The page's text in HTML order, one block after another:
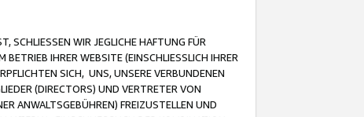
SCHLIESSEN WIR JEGLICHE HAFTUNG FÜR
IHRER WEBSITE (EINSCHLIESSLICH IHRER
SICH, UNS, UNSERE VERBUNDENEN
(DIRECTORS) UND VERTRETER VON
ANWALTSGEBÜHREN) FREIZUSTELLEN UND